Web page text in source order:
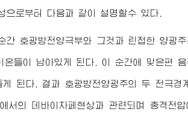
으로부터 다음과 같이 설명할수 있다.
호광방전양극부와 그것과 린접한 양광주
들이 남아있게 된다. 이 순간에 맞은편 음
된다. 결과 호광방전양광주의 두 전극경
서의 데바이차페현상과 관련되며 충격전압